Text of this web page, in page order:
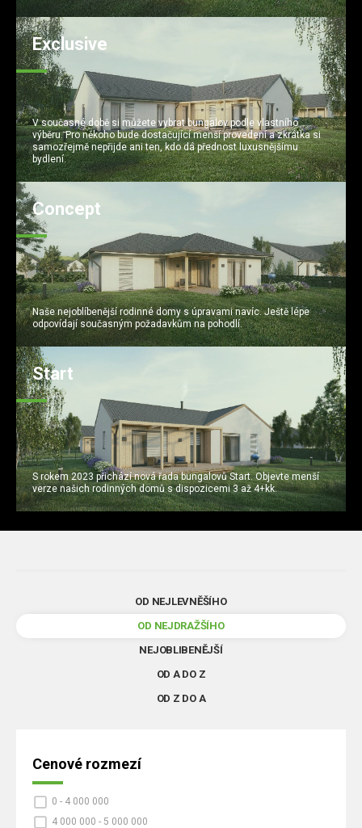
Exclusive
V současné době si můžete vybrat bungalov podle vlastního
výběru. Pro někoho bude dostačující menší provedení a zkrátka si
samozřejmě nepřijde ani ten, kdo dá přednost luxusnějšímu
bydlení.
Concept
Naše nejoblíbenější rodinné domy s úpravami navíc. Ještě lépe
odpovídají současným požadavkům na pohodlí.
Start
S rokem 2023 přichází nová řada bungalovů Start. Objevte menší
verze našich rodinných domů s dispozicemi 3 až 4+kk.
OD NEJLEVNĚŠÍHO
OD NEJDRAŽŠÍHO
NEJOBLIBENĚJŠÍ
OD A DO Z
OD Z DO A
Cenové rozmezí
0 - 4 000 000
4 000 000 - 5 000 000